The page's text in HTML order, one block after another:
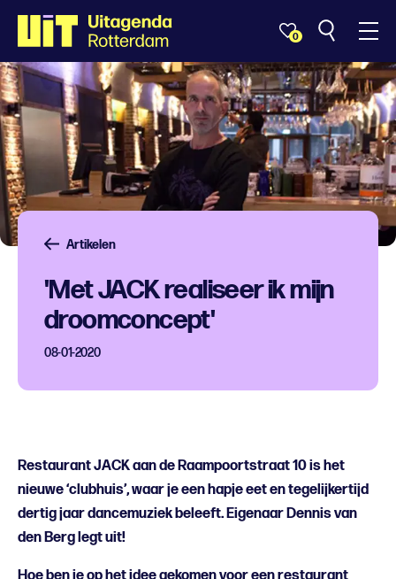
0
Artikelen
'Met JACK realiseer ik mijn
droomconcept'
08-01-2020
Restaurant JACK aan de Raampoortstraat 10 is het
nieuwe ‘clubhuis’, waar je een hapje eet en tegelijkertijd
dertig jaar dancemuziek beleeft. Eigenaar Dennis van
den Berg legt uit!